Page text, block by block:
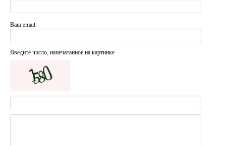
Ваш email:
Введите число, напечатанное на картинке